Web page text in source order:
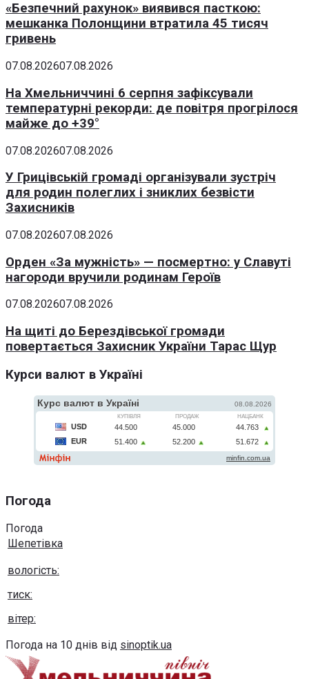
«Безпечний рахунок» виявився пасткою:
мешканка Полонщини втратила 45 тисяч
гривень
07.08.202607.08.2026
На Хмельниччині 6 серпня зафіксували
температурні рекорди: де повітря прогрілося
майже до +39°
07.08.202607.08.2026
У Грицівській громаді організували зустріч
для родин полеглих і зниклих безвісти
Захисників
07.08.202607.08.2026
Орден «За мужність» — посмертно: у Славуті
нагороди вручили родинам Героїв
07.08.202607.08.2026
На щиті до Берездівської громади
повертається Захисник України Тарас Щур
Курси валют в Україні
Погода
Погода
Шепетівка
вологість:
тиск:
вітер:
Погода на 10 днів від sinoptik.ua